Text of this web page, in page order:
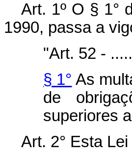
Art. 1º O § 1°
1990, passa a
"Art. 52 -
§ 1° As
de
superiores
Art. 2° Esta